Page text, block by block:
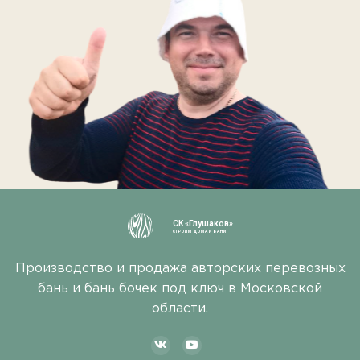
СК «Глушаков»
СТРОИМ ДОМА И БАНИ
Производство и продажа авторских перевозных
бань и бань бочек под ключ в Московской
области.